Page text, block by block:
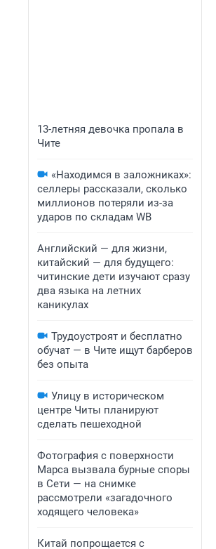
13-летняя девочка пропала в
Чите
«Находимся в заложниках»:
селлеры рассказали, сколько
миллионов потеряли из-за
ударов по складам WB
Английский — для жизни,
китайский — для будущего:
читинские дети изучают сразу
два языка на летних
каникулах
Трудоустроят и бесплатно
обучат — в Чите ищут барберов
без опыта
Улицу в историческом
центре Читы планируют
сделать пешеходной
Фотография с поверхности
Марса вызвала бурные споры
в Сети — на снимке
рассмотрели «загадочного
ходящего человека»
Китай попрощается с